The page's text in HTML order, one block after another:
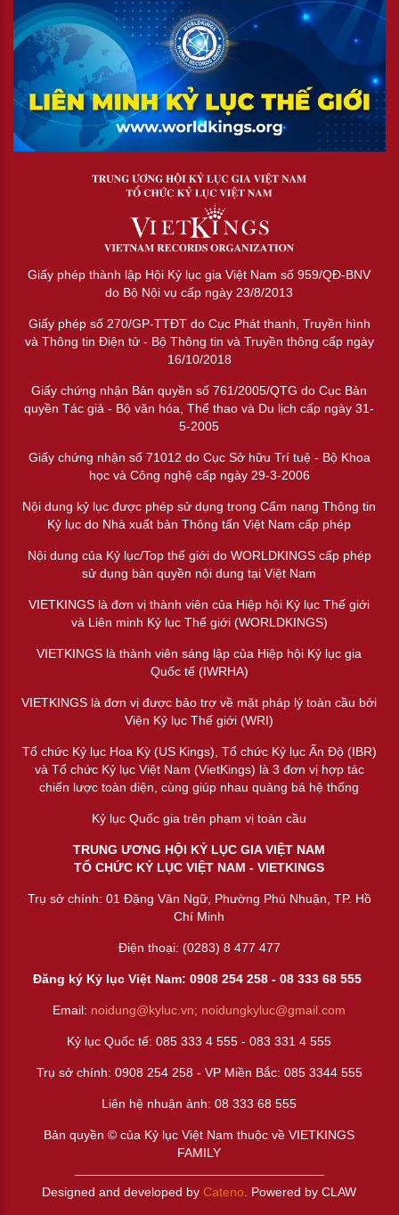
Giấy phép thành lập Hội Kỷ lục gia Việt Nam số 959/QĐ-BNV
do Bộ Nội vụ cấp ngày 23/8/2013
Giấy phép số 270/GP-TTĐT do Cục Phát thanh, Truyền hình
và Thông tin Điện tử - Bộ Thông tin và Truyền thông cấp ngày
16/10/2018
Giấy chứng nhận Bản quyền số 761/2005/QTG do Cục Bản
quyền Tác giả - Bộ văn hóa, Thể thao và Du lịch cấp ngày 31-
5-2005
Giấy chứng nhận số 71012 do Cục Sở hữu Trí tuệ - Bộ Khoa
học và Công nghệ cấp ngày 29-3-2006
Nội dung kỷ lục được phép sử dụng trong Cẩm nang Thông tin
Kỷ lục do Nhà xuất bản Thông tấn Việt Nam cấp phép
Nội dung của Kỷ lục/Top thế giới do WORLDKINGS cấp phép
sử dụng bản quyền nội dung tại Việt Nam
VIETKINGS là đơn vị thành viên của Hiệp hội Kỷ lục Thế giới
và Liên minh Kỷ lục Thế giới (WORLDKINGS)
VIETKINGS là thành viên sáng lập của Hiệp hội Kỷ lục gia
Quốc tế (IWRHA)
VIETKINGS là đơn vị được bảo trợ về mặt pháp lý toàn cầu bởi
Viện Kỷ lục Thế giới (WRI)
Tổ chức Kỷ lục Hoa Kỳ (US Kings), Tổ chức Kỷ lục Ấn Độ (IBR)
và Tổ chức Kỷ lục Việt Nam (VietKings) là 3 đơn vị hợp tác
chiến lược toàn diện, cùng giúp nhau quảng bá hệ thống
Kỷ lục Quốc gia trên phạm vị toàn cầu
TRUNG ƯƠNG HỘI KỶ LỤC GIA VIỆT NAM
TỔ CHỨC KỶ LỤC VIỆT NAM - VIETKINGS
Trụ sở chính: 01 Đặng Văn Ngữ, Phường Phú Nhuận, TP. Hồ
Chí Minh
Điện thoại: (0283) 8 477 477
Đăng ký Kỷ lục Việt Nam: 0908 254 258 -08 333 68 555
Email: noidung@kyluc.vn; noidungkyluc@gmail.com
Kỷ lục Quốc tế: 085 333 4 555 - 083 331 4 555
Trụ sở chính: 0908 254 258 - VP Miền Bắc: 085 3344 555
Liên hệ nhuận ảnh:08 333 68 555
Bản quyền © của Kỷ lục Việt Nam thuộc về VIETKINGS
FAMILY
Designed and developed byCateno . Powered by CLAW